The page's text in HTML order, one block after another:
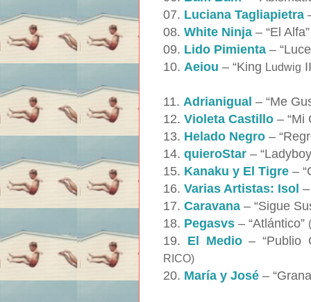
07. Luciana Tagliapietra
08. White Ninja – “El
09. Lido Pimienta –
10. Aeiou – “King Ludwig
11. Adrianigual – “Me
12. Violeta Castillo – “Mi
13. Helado Negro –
14. quieroStar –
15. Kanaku y El Tigre –
16. Varias Artistas: Isol
17. Caravana – “Sigue
18. Pegasvs – “Atlántico”
19. El Medio– “Publio
RICO)
20. María y José –